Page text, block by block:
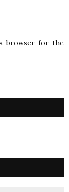
browser for the